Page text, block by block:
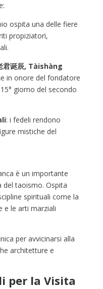
ospita una delle fiere
propiziatori,
君诞辰, Tàishàng
in onore del fondatore
giorno del secondo
: i fedeli rendono
mistiche del
è un importante
del taoismo. Ospita
spirituali come la
e le arti marziali
per avvicinarsi alla
architetture e
per la Visita